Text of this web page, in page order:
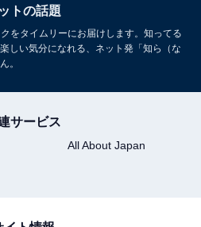
トの話題
をタイムリーにお届けします。知ってる
しい気分になれる、ネット発「知ら（な
。
サービス
All About Japan